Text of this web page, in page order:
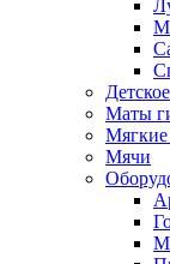
Маты
Мячи